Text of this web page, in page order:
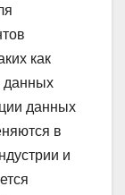
как
данных
данных
в
и